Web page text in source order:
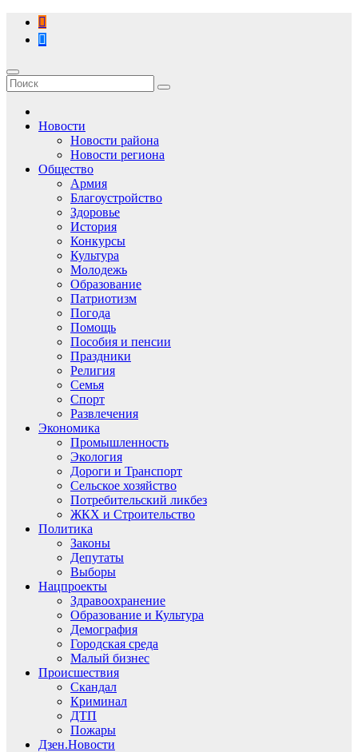
Перейти
содержимому
Новости
Новости района
Новости региона
Общество
Армия
Благоустройство
Здоровье
История
Конкурсы
Культура
Молодежь
Образование
Патриотизм
Погода
Помощь
Пособия и пенсии
Праздники
Религия
Семья
Спорт
Развлечения
Экономика
Промышленность
Экология
Дороги и Транспорт
Сельское хозяйство
Потребительский ликбез
ЖКХ и Строительство
Политика
Законы
Депутаты
Выборы
Нацпроекты
Здравоохранение
Образование и Культура
Демография
Городская среда
Малый бизнес
Происшествия
Скандал
Криминал
ДТП
Пожары
Дзен.Новости